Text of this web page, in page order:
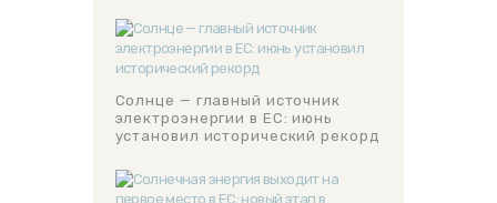
Солнце — главный источник
электроэнергии в ЕС: июнь
установил исторический рекорд